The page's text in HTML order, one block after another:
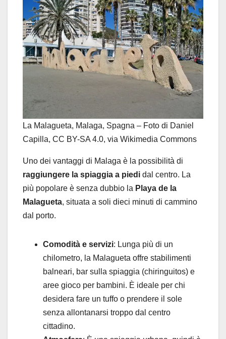
La Malagueta, Malaga, Spagna – Foto di Daniel
Capilla, CC BY-SA 4.0, via Wikimedia Commons
Uno dei vantaggi di Malaga è la possibilità di
raggiungere la spiaggia a piedi dal centro. La
più popolare è senza dubbio la Playa de la
Malagueta, situata a soli dieci minuti di cammino
dal porto.
Comodità e servizi: Lunga più di un
chilometro, la Malagueta offre stabilimenti
balneari, bar sulla spiaggia (chiringuitos) e
aree gioco per bambini. È ideale per chi
desidera fare un tuffo o prendere il sole
senza allontanarsi troppo dal centro
cittadino.